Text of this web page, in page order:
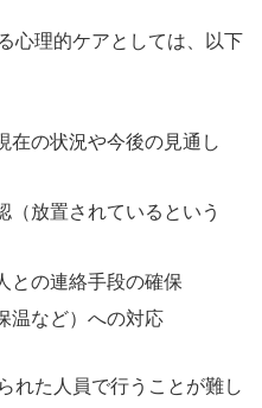
心理的ケアとしては、以下
在の状況や今後の見通し
（放置されているという
との連絡手段の確保
温など）への対応
れた人員で行うことが難し